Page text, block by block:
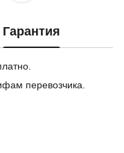
Гарантия
перевозчика.